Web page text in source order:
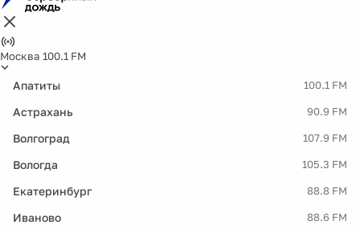
Москва 100.1 FM
Апатиты 100.1 FM
Астрахань 90.9 FM
Волгоград 107.9 FM
Вологда 105.3 FM
Екатеринбург 88.8 FM
Иваново 88.6 FM